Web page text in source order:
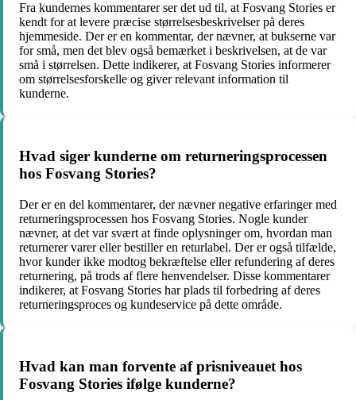
Fra kundernes kommentarer ser det ud til, at Fosvang Stories er
kendt for at levere præcise størrelsesbeskrivelser på deres
hjemmeside. Der er en kommentar, der nævner, at bukserne var
for små, men det blev også bemærket i beskrivelsen, at de var
små i størrelsen. Dette indikerer, at Fosvang Stories informerer
om størrelsesforskelle og giver relevant information til
kunderne.
Hvad siger kunderne om returneringsprocessen
hos Fosvang Stories?
Der er en del kommentarer, der nævner negative erfaringer med
returneringsprocessen hos Fosvang Stories. Nogle kunder
nævner, at det var svært at finde oplysninger om, hvordan man
returnerer varer eller bestiller en returlabel. Der er også tilfælde,
hvor kunder ikke modtog bekræftelse eller refundering af deres
returnering, på trods af flere henvendelser. Disse kommentarer
indikerer, at Fosvang Stories har plads til forbedring af deres
returneringsproces og kundeservice på dette område.
Hvad kan man forvente af prisniveauet hos
Fosvang Stories ifølge kunderne?